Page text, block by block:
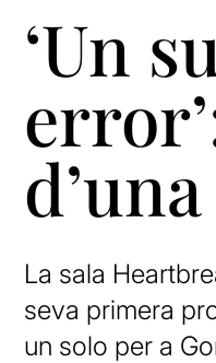
‘Un
La sala
seva primera
un solo per a